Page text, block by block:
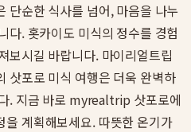
단순한 식사를 넘어, 마음을 나누
다. 홋카이도 미식의 정수를 경험
보시길 바랍니다. 마이리얼트립
삿포로 미식 여행은 더욱 완벽하
. 지금 바로 myrealtrip 삿포로에
계획해보세요. 따뜻한 온기가